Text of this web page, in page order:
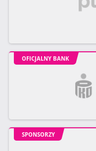
OFICJALNY BANK
SPONSORZY